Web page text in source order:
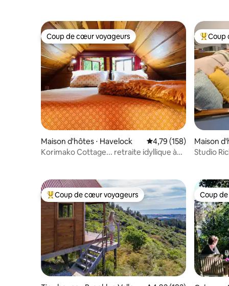
Coup de cœur voyageurs
Coup de cœur voyageurs
Maison d'hôtes ⋅ Havelock Évaluation moyenne
4,79 (158)
Korimako Cottage... retraite idyllique à
Coups
Coup
Maison
Studio
Coups de cœur voyageurs les plus appréciés
Coup de cœur voyageurs Coup
Coup